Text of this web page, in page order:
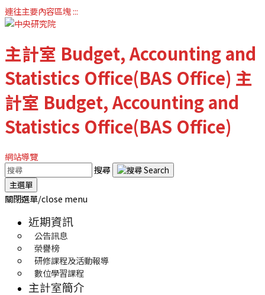
連往主要內容區塊:::
主計室 Budget, Accounting and
Statistics Office(BAS Office) 主
計室 Budget, Accounting and
Statistics Office(BAS Office)
網站導覽
搜尋
主選單
關閉選單/close menu
近期資訊
公告訊息
榮譽榜
研修課程及活動報導
數位學習課程
主計室簡介